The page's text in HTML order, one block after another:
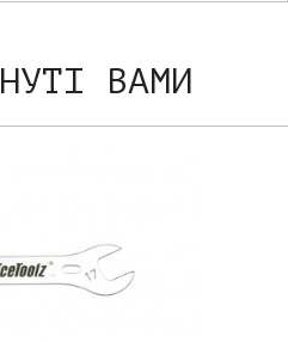
ВАМИ